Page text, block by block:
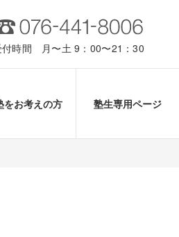
付時間 月〜土 9：00〜21：30
をお考えの方 塾生専用ページ